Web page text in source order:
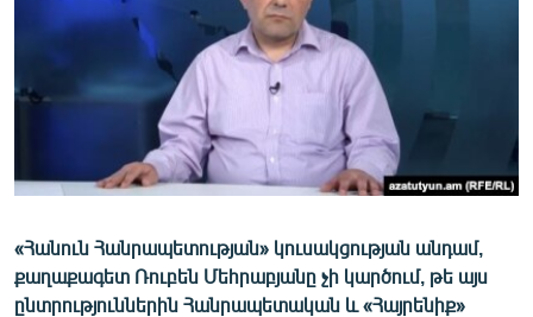
ՄԵԿՆԱԲԱՆՈՒԹՅՈՒՆ
ՏՏ ԵՒ ԻՆՏԵՐՆԵՏ
ԿՈՐՈՆԱՎԻՐՈՒՍ
ԱՐԽԻՎ
ԲԱՆԱՎԵՃ
ՁԳՏԵԼՈՎ ԼԱՎԱԳՈՒՅՆԻՆ
«Հանուն Հանրապետության» կուսակցության անդամ,
քաղաքագետ Ռուբեն Մեհրաբյանը չի կարծում, թե այս
ընտրություններին Հանրապետական և «Հայրենիք»